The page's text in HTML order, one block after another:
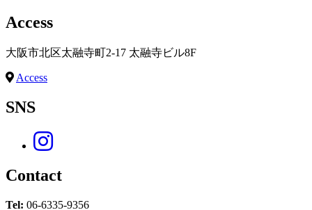
Access
大阪市北区太融寺町2-17 太融寺ビル8F
Access
SNS
Contact
Tel: 06-6335-9356